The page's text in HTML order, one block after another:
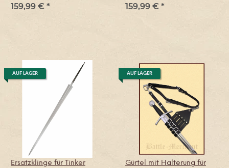
Scharf
159,99 € *
Stumpf
159,99 € *
AUF LAGER
Ersatzklinge für Tinker
AUF LAGER
Gürtel mit Halterung für